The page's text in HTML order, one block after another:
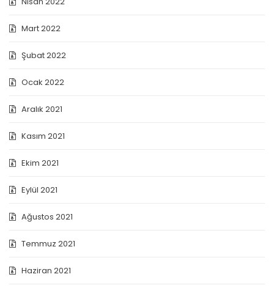
Mart 2022
Şubat 2022
Ocak 2022
Aralık 2021
Kasım 2021
Ekim 2021
Eylül 2021
Ağustos 2021
Temmuz 2021
Haziran 2021